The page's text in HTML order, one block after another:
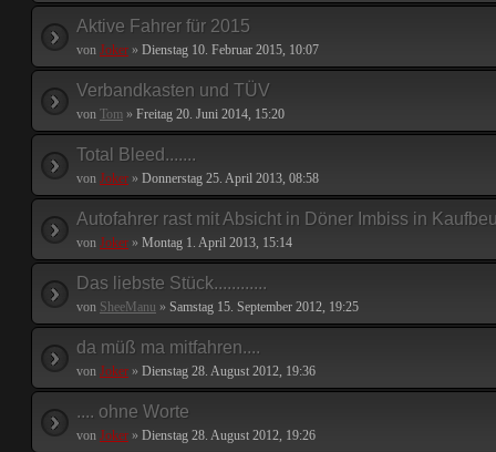
Aktive Fahrer für 2015
von Joker » Dienstag 10. Februar 2015, 10:07
Verbandkasten und TÜV
von Tom » Freitag 20. Juni 2014, 15:20
Total Bleed.......
von Joker » Donnerstag 25. April 2013, 08:58
Autofahrer rast mit Absicht in Döner Imbiss in
von Joker » Montag 1. April 2013, 15:14
Das liebste Stück............
von SheeManu » Samstag 15. September 2012, 19:25
da müß ma mitfahren....
von Joker » Dienstag 28. August 2012, 19:36
.... ohne Worte
von Joker » Dienstag 28. August 2012, 19:26